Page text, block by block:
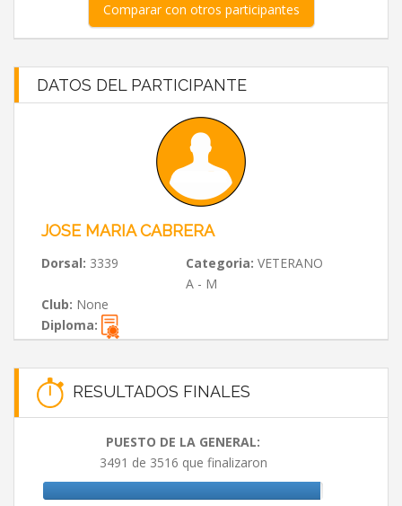
Comparar con otros participantes
DATOS DEL PARTICIPANTE
JOSE MARIA CABRERA
Dorsal: 3339 Categoria: VETERANO
A - M
Club: None
Diploma:
RESULTADOS FINALES
PUESTO DE LA GENERAL:
3491 de 3516 que finalizaron